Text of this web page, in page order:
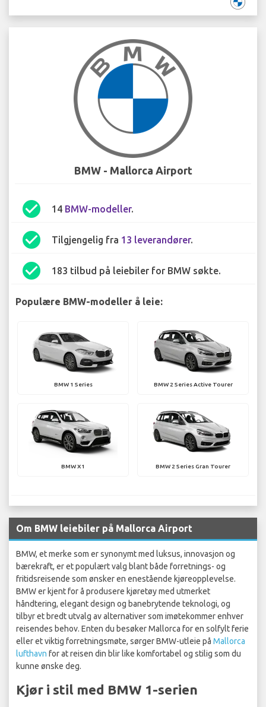
BMW - Mallorca Airport
check_circle 14 BMW-modeller.
check_circle Tilgjengelig fra 13 leverandører.
check_circle 183 tilbud på leiebiler for BMW søkte.
Populære BMW-modeller å leie:
BMW 1 Series BMW 2 Series Active Tourer
BMW X1 BMW 2 Series Gran Tourer
Om BMW leiebiler på Mallorca Airport
BMW, et merke som er synonymt med luksus, innovasjon og
bærekraft, er et populært valg blant både forretnings- og
fritidsreisende som ønsker en enestående kjøreopplevelse.
BMW er kjent for å produsere kjøretøy med utmerket
håndtering, elegant design og banebrytende teknologi, og
tilbyr et bredt utvalg av alternativer som imøtekommer enhver
reisendes behov. Enten du besøker Mallorca for en solfylt ferie
eller et viktig forretningsmøte, sørger BMW-utleie på Mallorca
lufthavn for at reisen din blir like komfortabel og stilig som du
kunne ønske deg.
Kjør i stil med BMW 1-serien